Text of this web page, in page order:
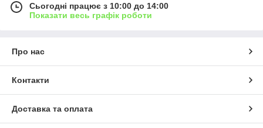
Сьогодні працює з 10:00 до 14:00
Показати весь графік роботи
Про нас
Контакти
Доставка та оплата